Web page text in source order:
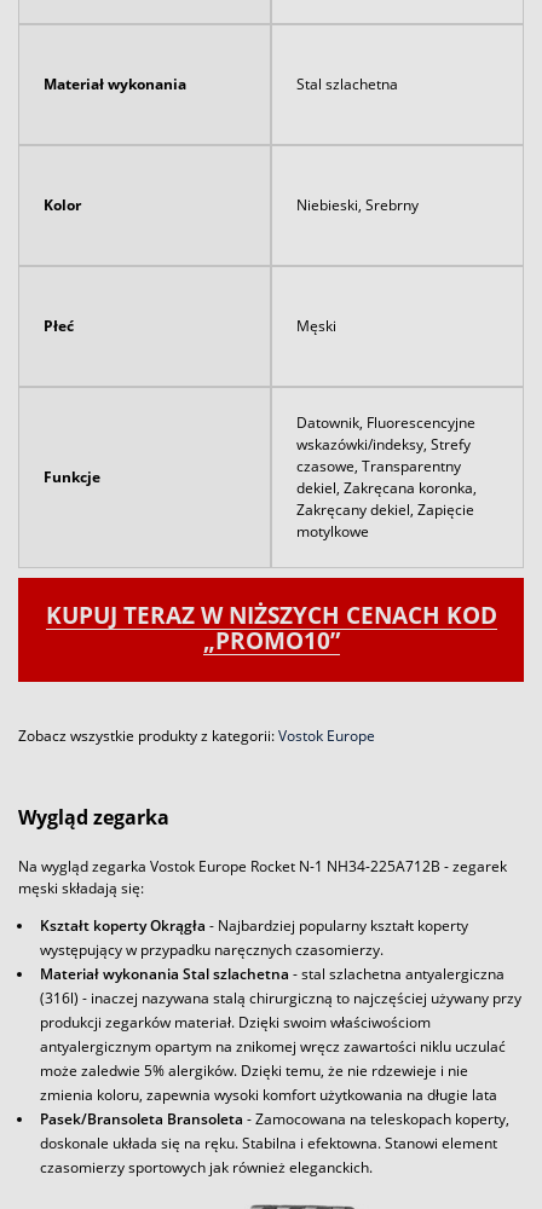
Materiał wykonania Stal szlachetna
Kolor Niebieski, Srebrny
Płeć Męski
Funkcje
Datownik, Fluorescencyjne
wskazówki/indeksy, Strefy
czasowe, Transparentny
dekiel, Zakręcana koronka,
Zakręcany dekiel, Zapięcie
motylkowe
KUPUJ TERAZ W NIŻSZYCH CENACH KOD
„PROMO10”
Zobacz wszystkie produkty z kategorii:Vostok Europe
Wygląd zegarka
Na wygląd zegarka Vostok Europe Rocket N-1 NH34-225A712B - zegarek
męski składają się:
Kształt koperty Okrągła - Najbardziej popularny kształt koperty
występujący w przypadku naręcznych czasomierzy.
Materiał wykonania Stal szlachetna - stal szlachetna antyalergiczna
(316l) - inaczej nazywana stalą chirurgiczną to najczęściej używany przy
produkcji zegarków materiał. Dzięki swoim właściwościom
antyalergicznym opartym na znikomej wręcz zawartości niklu uczulać
może zaledwie 5% alergików. Dzięki temu, że nie rdzewieje i nie
zmienia koloru, zapewnia wysoki komfort użytkowania na długie lata
Pasek/Bransoleta Bransoleta - Zamocowana na teleskopach koperty,
doskonale układa się na ręku. Stabilna i efektowna. Stanowi element
czasomierzy sportowych jak również eleganckich.